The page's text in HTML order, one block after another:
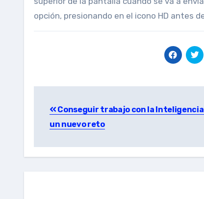
opción, presionando en el icono HD antes
navigation
Conseguir trabajo con la
un nuevo reto